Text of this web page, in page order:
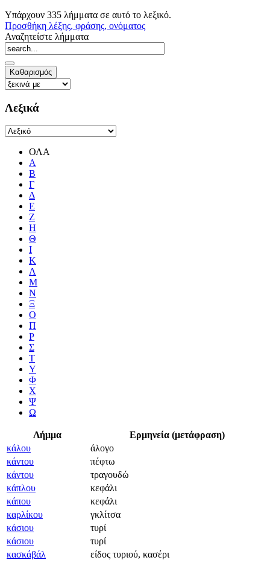
Υπάρχουν 335 λήμματα σε αυτό το λεξικό.
Προσθήκη λέξης, φράσης, ονόματος
Αναζητείστε λήμματα
Λεξικά
ΟΛΑ
Α
Β
Γ
Δ
Ε
Ζ
Η
Θ
Ι
Κ
Λ
Μ
Ν
Ξ
Ο
Π
Ρ
Σ
Τ
Υ
Φ
Χ
Ψ
Ω
Λήμμα
Ερμηνεία (μετάφραση)
κάλου
άλογο
κάντου
πέφτω
κάντου
τραγουδώ
κάπλου
κεφάλι
κάπου
κεφάλι
καρλίκου
γκλίτσα
κάσιου
τυρί
κάσιου
τυρί
κασκάβάλ
είδος τυριού, κασέρι